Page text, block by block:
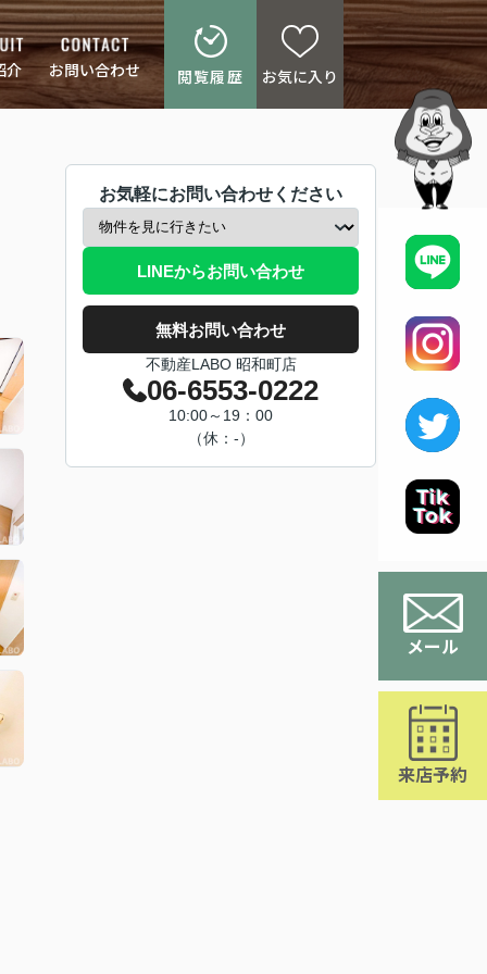
介 お問い合わせ 閲覧履歴 お気に入り
メール
来店予約
お気軽にお問い合わせください
LINEからお問い合わせ
無料お問い合わせ
不動産LABO 昭和町店
06-6553-0222
10:00～19：00
（休：-）